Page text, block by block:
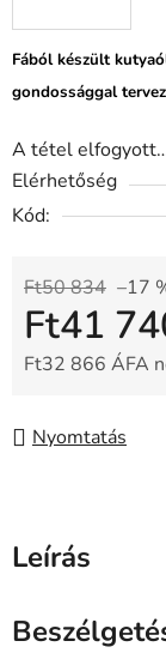
Fából készült
gondossággal
A tétel
Elérhetőség
Kód:
Ft50 834 –17
Ft41
Ft32 866 ÁFA
Nyomtatás
Leírás